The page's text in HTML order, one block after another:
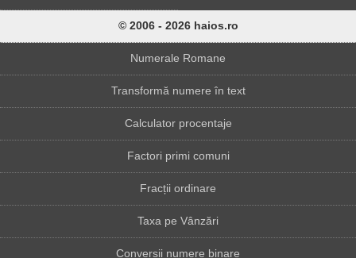
© 2006 - 2026 haios.ro
Numerale Romane
Transformă numere în text
Calculator procentaje
Factori primi comuni
Fracții ordinare
Taxa pe Vânzări
Conversii numere binare